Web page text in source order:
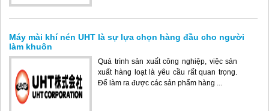
Máy mài khí nén UHT là sự lựa chọn hàng đầu cho người
làm khuôn
Quá trình sản xuất công nghiệp, việc sản
xuất hàng loạt là yêu cầu rất quan trọng.
Để làm ra được các sản phẩm hàng ...